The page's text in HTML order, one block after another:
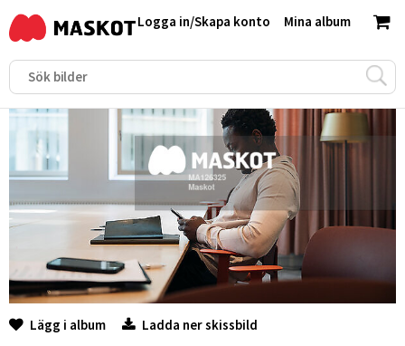
Mina album
Logga in/Skapa konto
Lägg i album Ladda ner skissbild